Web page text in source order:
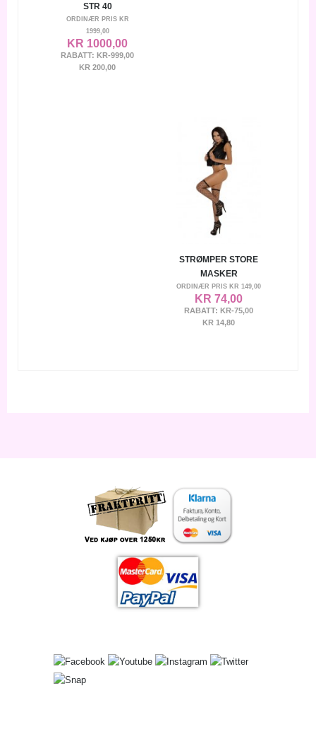
STR 40
ORDINÆR PRIS KR
1999,00
KR 1000,00
RABATT: KR-999,00
KR 200,00
STRØMPER STORE
MASKER
ORDINÆR PRIS KR 149,00
KR 74,00
RABATT: KR-75,00
KR 14,80